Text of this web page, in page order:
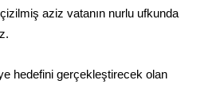
çizilmiş aziz vatanın nurlu ufkunda
hedefini gerçekleştirecek olan